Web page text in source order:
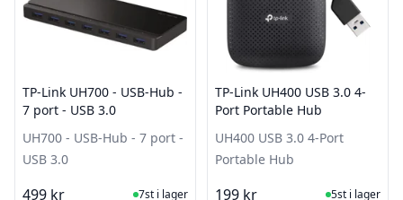
TP-Link UH700 - USB-Hub -
7 port - USB 3.0
UH700 - USB-Hub - 7 port -
USB 3.0
499 kr I Lager
7st i lager
TP-Link UH400 USB 3.0 4-
Port Portable Hub
UH400 USB 3.0 4-Port
Portable Hub
199 kr I Lager
5st i lager